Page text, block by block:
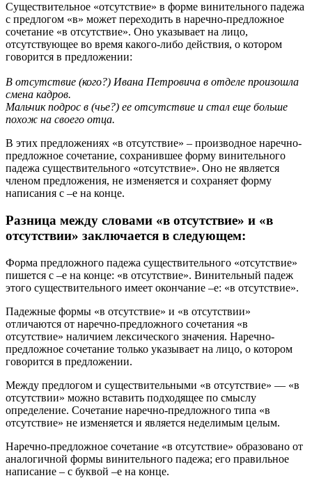
Существительное «отсутствие» в форме винительного падежа
с предлогом «в» может переходить в наречно-предложное
сочетание «в отсутствие». Оно указывает на лицо,
отсутствующее во время какого-либо действия, о котором
говорится в предложении:
В отсутствие (кого?) Ивана Петровича в отделе произошла
смена кадров.
Мальчик подрос в (чье?) ее отсутствие и стал еще больше
похож на своего отца.
В этих предложениях «в отсутствие» – производное наречно-
предложное сочетание, сохранившее форму винительного
падежа существительного «отсутствие». Оно не является
членом предложения, не изменяется и сохраняет форму
написания с –е на конце.
Разница между словами «в отсутствие» и «в
отсутствии» заключается в следующем:
Форма предложного падежа существительного «отсутствие»
пишется с –е на конце: «в отсутствие». Винительный падеж
этого существительного имеет окончание –е: «в отсутствие».
Падежные формы «в отсутствие» и «в отсутствии»
отличаются от наречно-предложного сочетания «в
отсутствие» наличием лексического значения. Наречно-
предложное сочетание только указывает на лицо, о котором
говорится в предложении.
Между предлогом и существительными «в отсутствие» — «в
отсутствии» можно вставить подходящее по смыслу
определение. Сочетание наречно-предложного типа «в
отсутствие» не изменяется и является неделимым целым.
Наречно-предложное сочетание «в отсутствие» образовано от
аналогичной формы винительного падежа; его правильное
написание – с буквой –е на конце.